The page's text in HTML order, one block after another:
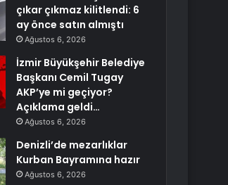
çıkar çıkmaz kilitlendi: 6
ay önce satın almıştı
Ağustos 6, 2026
İzmir Büyükşehir Belediye
Başkanı Cemil Tugay
AKP’ye mi geçiyor?
Açıklama geldi…
Ağustos 6, 2026
Denizli’de mezarlıklar
Kurban Bayramına hazır
Ağustos 6, 2026